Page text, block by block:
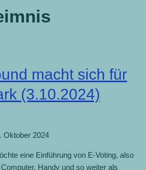
macht sich für
(3.10.2024)
Oktober 2024
eine Einführung von E-Voting, also
Handy und so weiter als